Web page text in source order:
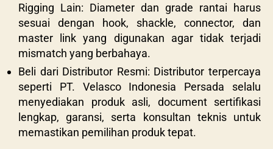
Rigging Lain: Diameter dan grade rantai harus
sesuai dengan hook, shackle, connector, dan
master link yang digunakan agar tidak terjadi
mismatch yang berbahaya.
Beli dari Distributor Resmi: Distributor terpercaya
seperti PT. Velasco Indonesia Persada selalu
menyediakan produk asli, document sertifikasi
lengkap, garansi, serta konsultan teknis untuk
memastikan pemilihan produk tepat.